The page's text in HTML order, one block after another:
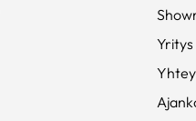
Yritys